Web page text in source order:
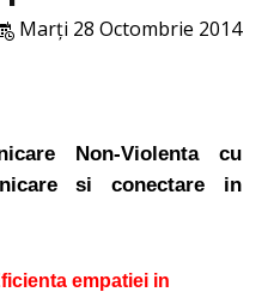
Marți 28 Octombrie 2014
Non-Violenta cu
si conectare in
empatiei in